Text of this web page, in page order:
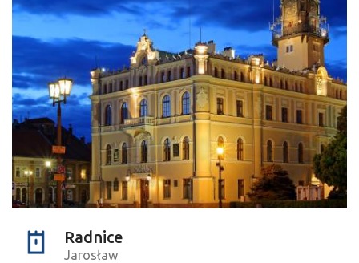
Radnice
Jarosław